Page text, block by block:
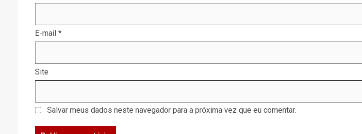
E-mail *
Site
Salvar meus dados neste navegador para a próxima vez que eu comentar.